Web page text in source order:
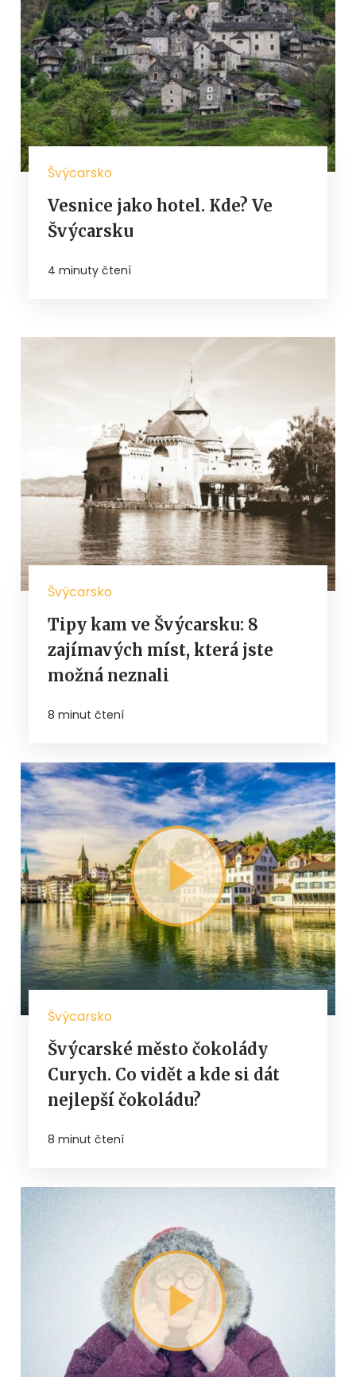
Švýcarsko
Vesnice jako hotel. Kde? Ve
Švýcarsku
4 minuty čtení
Švýcarsko
Tipy kam ve Švýcarsku: 8
zajímavých míst, která jste
možná neznali
8 minut čtení
Švýcarsko
Švýcarské město čokolády
Curych. Co vidět a kde si dát
nejlepší čokoládu?
8 minut čtení